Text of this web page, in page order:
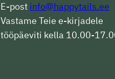
E-post info@happytails.ee
Vastame Teie e-kirjadele
tööpäeviti kella 10.00-